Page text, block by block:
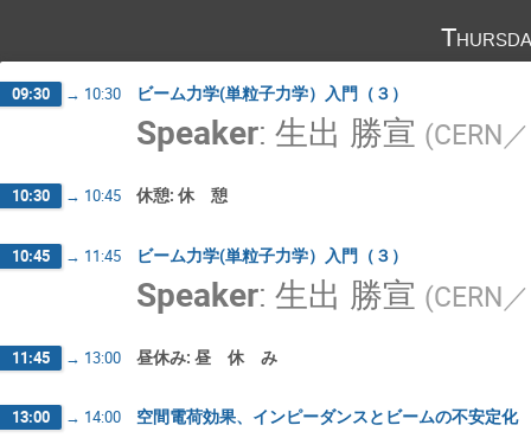
09:30 → 10:30 ビーム力学(単粒子力学）入門（３）
Speaker: 生出 勝宣 (CERN
10:30 → 10:45 休憩: 休 憩
10:45 → 11:45 ビーム力学(単粒子力学）入門（３）
Speaker: 生出 勝宣 (CERN
11:45 → 13:00 昼休み: 昼 休 み
13:00 → 14:00 空間電荷効果、インピーダンスとビームの不安定化